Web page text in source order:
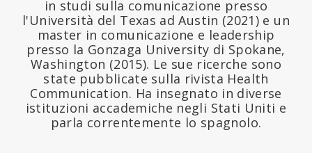
in studi sulla comunicazione presso
l'Università del Texas ad Austin (2021) e un
master in comunicazione e leadership
presso la Gonzaga University di Spokane,
Washington (2015). Le sue ricerche sono
state pubblicate sulla rivista Health
Communication. Ha insegnato in diverse
istituzioni accademiche negli Stati Uniti e
parla correntemente lo spagnolo.